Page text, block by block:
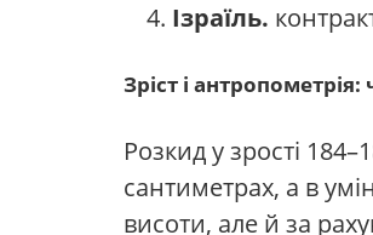
Ізраїль.
Зріст і
Розкид у зрості
сантиметрах, а в
висоти, але й за